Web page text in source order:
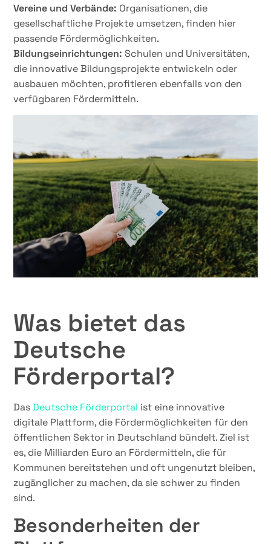
Vereine und Verbände: Organisationen, die
gesellschaftliche Projekte umsetzen, finden hier
passende Fördermöglichkeiten.
Bildungseinrichtungen: Schulen und Universitäten,
die innovative Bildungsprojekte entwickeln oder
ausbauen möchten, profitieren ebenfalls von den
verfügbaren Fördermitteln.
Was bietet das
Deutsche
Förderportal?
DasDeutsche Förderportal ist eine innovative
digitale Plattform, die Fördermöglichkeiten für den
öffentlichen Sektor in Deutschland bündelt. Ziel ist
es, die Milliarden Euro an Fördermitteln, die für
Kommunen bereitstehen und oft ungenutzt bleiben,
zugänglicher zu machen, da sie schwer zu finden
sind.
Besonderheiten der